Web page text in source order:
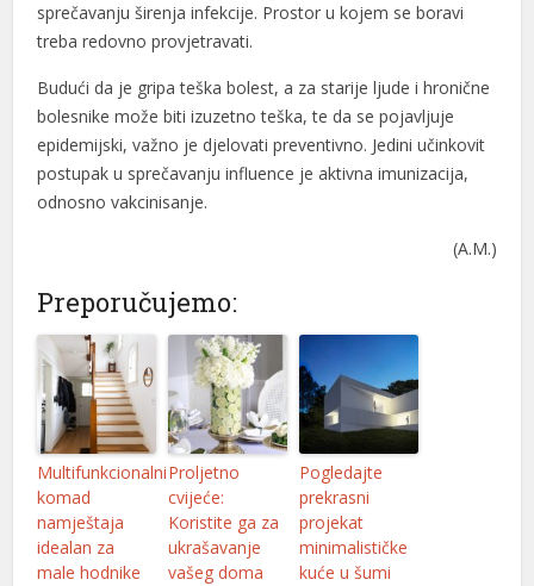
sprečavanju širenja infekcije. Prostor u kojem se boravi
treba redovno provjetravati.
Budući da je gripa teška bolest, a za starije ljude i hronične
bolesnike može biti izuzetno teška, te da se pojavljuje
epidemijski, važno je djelovati preventivno. Jedini učinkovit
postupak u sprečavanju influence je aktivna imunizacija,
odnosno vakcinisanje.
(A.M.)
Preporučujemo:
Multifunkcionalni
komad
namještaja
idealan za
male hodnike
Proljetno
cvijeće:
Koristite ga za
ukrašavanje
vašeg doma
Pogledajte
prekrasni
projekat
minimalističke
kuće u šumi